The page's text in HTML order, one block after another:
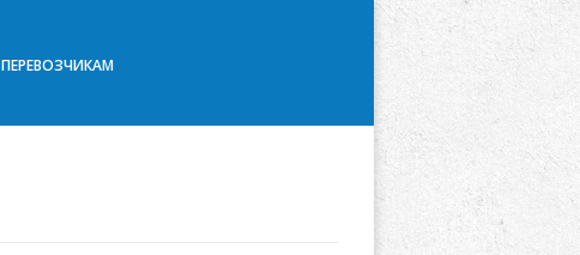
ПЕРЕВОЗЧИКАМ